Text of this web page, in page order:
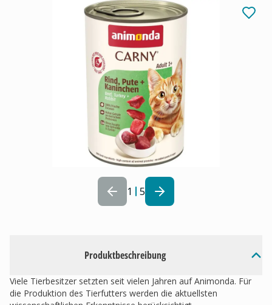
1 5
Produktbeschreibung
Viele Tierbesitzer setzten seit vielen Jahren auf Animonda. Für
die Produktion des Tierfutters werden die aktuellsten